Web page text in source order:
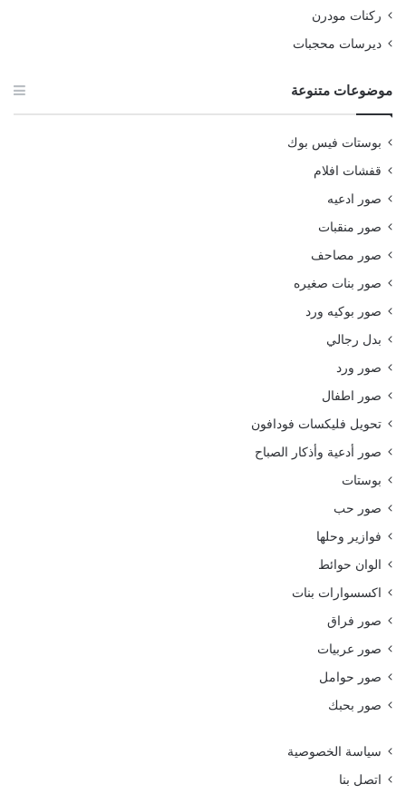
ركنات مودرن
ديرسات محجبات
موضوعات متنوعة
بوستات فيس بوك
قفشات افلام
صور ادعيه
صور منقبات
صور مصاحف
صور بنات صغيره
صور بوكيه ورد
بدل رجالي
صور ورد
صور اطفال
تحويل فليكسات فودافون
صور أدعية وأذكار الصباح
بوستات
صور حب
فوازير وحلها
الوان حوائط
اكسسوارات بنات
صور فراق
صور عربيات
صور حوامل
صور بحبك
سياسة الخصوصية
اتصل بنا